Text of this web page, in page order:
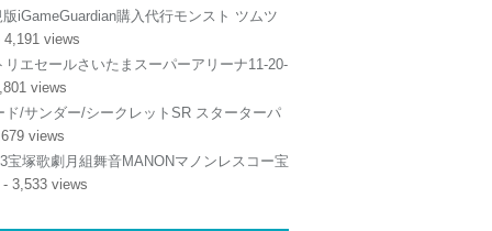
iGameGuardian購入代行モンスト ツムツ
4,191 views
リエセールさいたまスーパーアリーナ11-20-
views
ド/サンダー/シークレットSR スターターパ
views
宝塚歌劇月組舞音MANONマノンレスコー宝
- 3,533 views